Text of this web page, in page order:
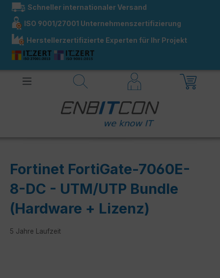
springen
Schneller internationaler Versand
ISO 9001/27001 Unternehmenszertifizierung
Herstellerzertifizierte Experten für Ihr Projekt
Fortinet FortiGate-7060E-
8-DC - UTM/UTP Bundle
(Hardware + Lizenz)
5 Jahre Laufzeit